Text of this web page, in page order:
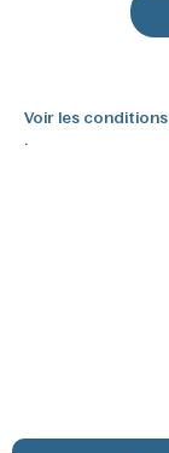
Voir les conditions
.